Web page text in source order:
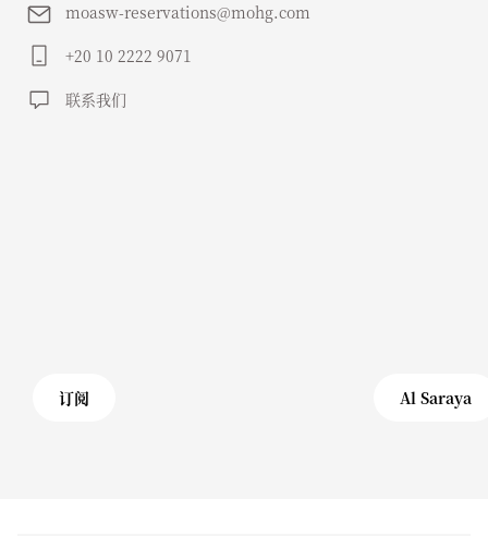
moasw-reservations@mohg.com
+20 10 2222 9071
联系我们
订阅 Al Saraya